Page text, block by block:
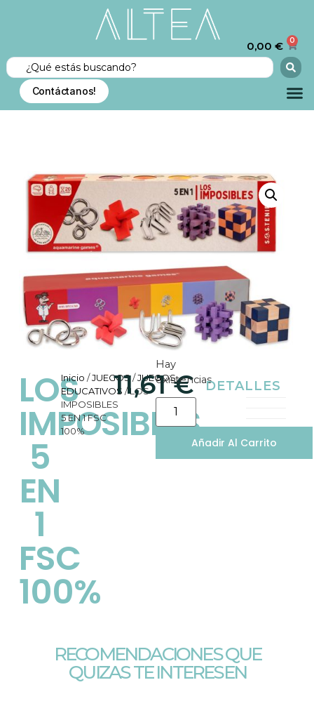
0,00 € 0
Contáctanos!
LOS
IMPOSIBLES
5
EN
1
FSC
100%
Inicio /JUEGOS/JUEGOS
EDUCATIVOS / LOS
IMPOSIBLES
5 EN 1 FSC
100%
11,61€
Hay
existencias
Añadir Al Carrito
DETALLES
RECOMENDACIONES QUE
QUIZAS TE INTERESEN